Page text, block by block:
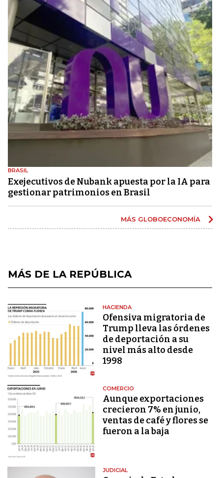
BRASIL
Exejecutivos de Nubank apuesta por la IA para
gestionar patrimonios en Brasil
MÁS GLOBOECONOMÍA
MÁS DE LA REPÚBLICA
HACIENDA
Ofensiva migratoria de
Trump lleva las órdenes
de deportación a su
nivel más alto desde
1998
COMERCIO
Aunque exportaciones
crecieron 7% en junio,
ventas de café y flores se
fueron a la baja
JUDICIAL